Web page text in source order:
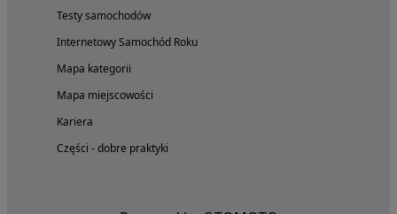
Testy samochodów
Internetowy Samochód Roku
Mapa kategorii
Mapa miejscowości
Kariera
Części - dobre praktyki